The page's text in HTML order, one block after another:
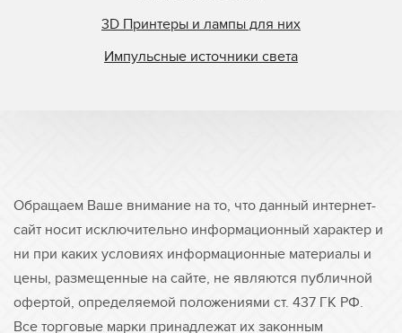
3D Принтеры и лампы для них
Импульсные источники света
Обращаем Ваше внимание на то, что данный интернет-
сайт носит исключительно информационный характер и
ни при каких условиях информационные материалы и
цены, размещенные на сайте, не являются публичной
офертой, определяемой положениями ст. 437 ГК РФ.
Все торговые марки принадлежат их законным